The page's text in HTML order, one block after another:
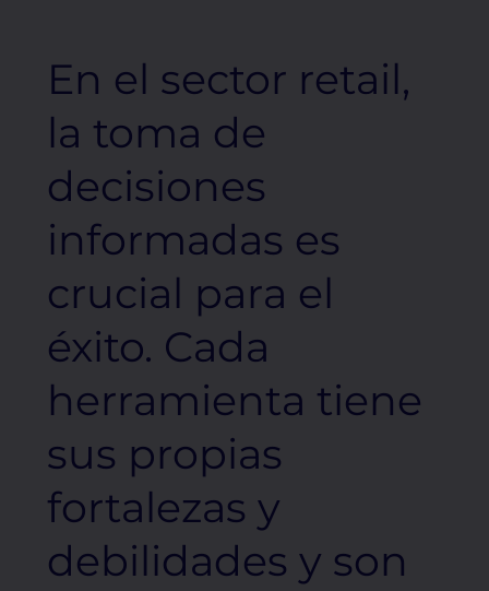
En el sector retail,
la toma de
decisiones
informadas es
crucial para el
éxito. Cada
herramienta tiene
sus propias
fortalezas y
debilidades y son